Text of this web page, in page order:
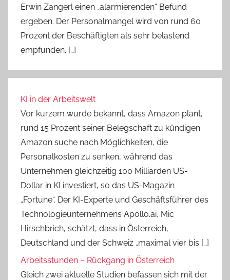
Erwin Zangerl einen „alarmierenden“ Befund
ergeben. Der Personalmangel wird von rund 60
Prozent der Beschäftigten als sehr belastend
empfunden. […]
KI in der Arbeitswelt
Vor kurzem wurde bekannt, dass Amazon plant,
rund 15 Prozent seiner Belegschaft zu kündigen.
Amazon suche nach Möglichkeiten, die
Personalkosten zu senken, während das
Unternehmen gleichzeitig 100 Milliarden US-
Dollar in KI investiert, so das US-Magazin
„Fortune“. Der KI-Experte und Geschäftsführer des
Technologieunternehmens Apollo.ai, Mic
Hirschbrich, schätzt, dass in Österreich,
Deutschland und der Schweiz „maximal vier bis […]
Arbeitsstunden – Rückgang in Österreich
Gleich zwei aktuelle Studien befassen sich mit der